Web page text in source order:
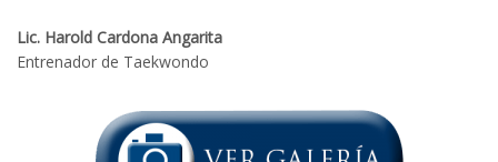
Lic. Harold Cardona Angarita
Entrenador de Taekwondo